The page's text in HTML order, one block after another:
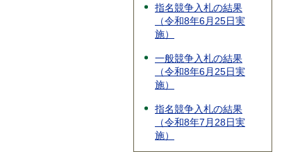
指名競争入札の結果
（令和8年6月25日実
施）
一般競争入札の結果
（令和8年6月25日実
施）
指名競争入札の結果
（令和8年7月28日実
施）